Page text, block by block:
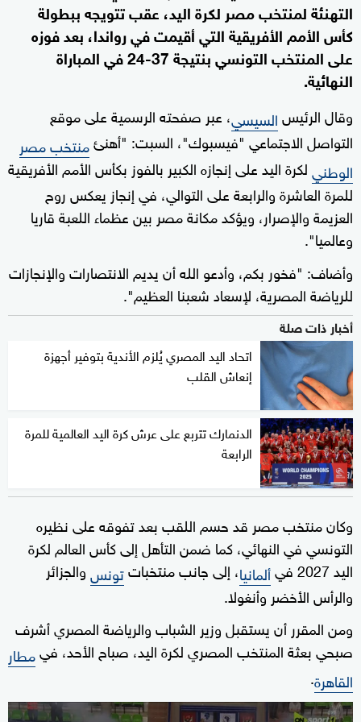
التهنئة لمنتخب مصر لكرة اليد، عقب تتويجه ببطولة
كأس الأمم الأفريقية التي أقيمت في رواندا، بعد فوزه
على المنتخب التونسي بنتيجة 37-24 في المباراة
النهائية.
وقال الرئيسالسيسي، عبر صفحته الرسمية على موقع
التواصل الاجتماعي "فيسبوك"، السبت: "أهنئمنتخب مصر
الوطنيلكرة اليد على إنجازه الكبير بالفوز بكأس الأمم الأفريقية
للمرة العاشرة والرابعة على التوالي، في إنجاز يعكس روح
العزيمة والإصرار، ويؤكد مكانة مصر بين عظماء اللعبة قاريا
وعالميا".
وأضاف: "فخور بكم، وأدعو الله أن يديم الانتصارات والإنجازات
للرياضة المصرية، لإسعاد شعبنا العظيم".
أخبار ذات صلة
اتحاد اليد المصري يُلزم الأندية بتوفير أجهزة
إنعاش القلب
الدنمارك تتربع على عرش كرة اليد العالمية للمرة
الرابعة
وكان منتخب مصر قد حسم اللقب بعد تفوقه على نظيره
التونسي في النهائي، كما ضمن التأهل إلى كأس العالم لكرة
اليد 2027 في
ألمانيا، إلى جانب منتخباتتونسوالجزائر
والرأس الأخضر وأنغولا.
ومن المقرر أن يستقبل وزير الشباب والرياضة المصري أشرف
صبحي بعثة المنتخب المصري لكرة اليد، صباح الأحد، فيمطار
القاهرة.
0